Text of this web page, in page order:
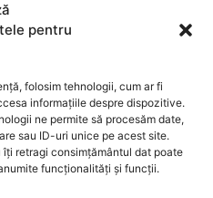
pentru
folosim tehnologii, cum ar fi
informațiile despre dispozitive.
ne permite să procesăm date,
sau ID-uri unice pe acest site.
retragi consimțământul dat poate
funcționalități și funcții.
Aria de livrare
Termeni și condiții